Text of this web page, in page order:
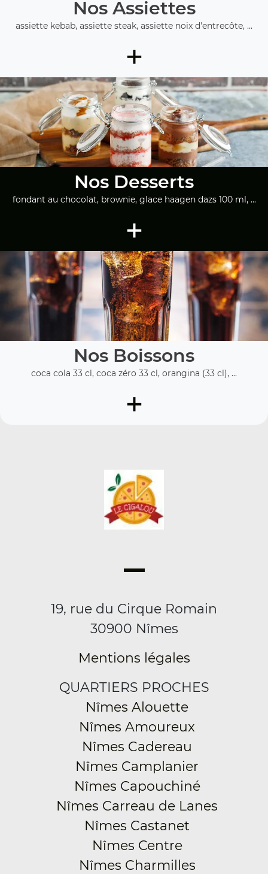
Nos Assiettes
assiette kebab, assiette steak, assiette noix d'entrecôte, ...
+
Nos Desserts
fondant au chocolat, brownie, glace haagen dazs 100 ml, ...
+
Nos Boissons
coca cola 33 cl, coca zéro 33 cl, orangina (33 cl), ...
+
19, rue du Cirque Romain
30900 Nîmes
Mentions légales
QUARTIERS PROCHES
Nîmes Alouette
Nîmes Amoureux
Nîmes Cadereau
Nîmes Camplanier
Nîmes Capouchiné
Nîmes Carreau de Lanes
Nîmes Castanet
Nîmes Centre
Nîmes Charmilles